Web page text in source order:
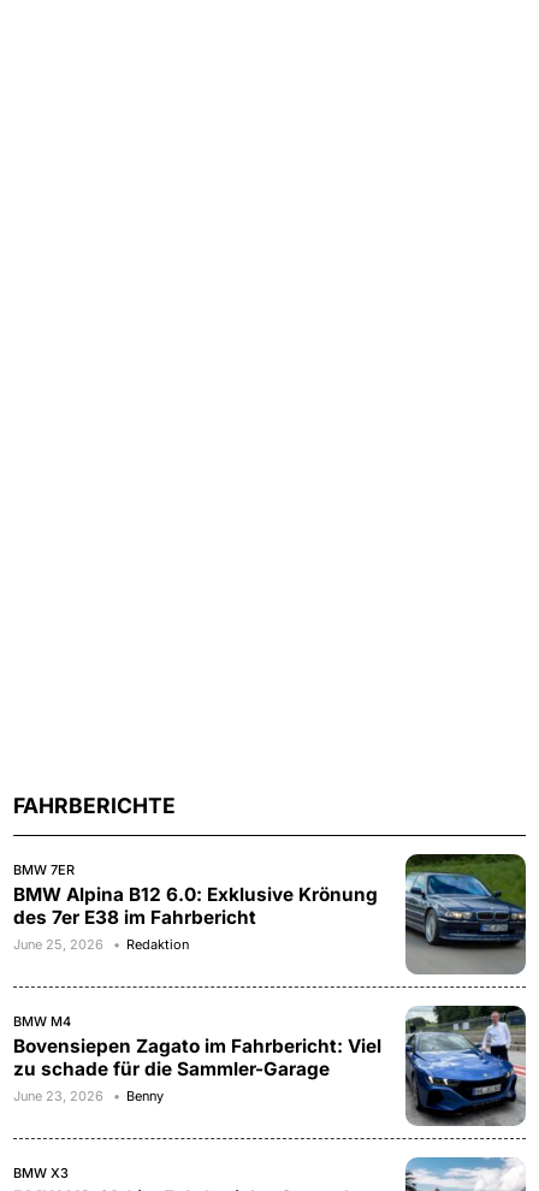
FAHRBERICHTE
BMW 7ER
BMW Alpina B12 6.0: Exklusive Krönung
des 7er E38 im Fahrbericht
June 25, 2026 Redaktion
BMW M4
Bovensiepen Zagato im Fahrbericht: Viel
zu schade für die Sammler-Garage
June 23, 2026 Benny
BMW X3